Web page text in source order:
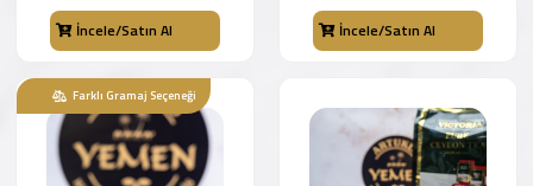
İncele/Satın Al İncele/Satın Al
Farklı Gramaj Seçeneği